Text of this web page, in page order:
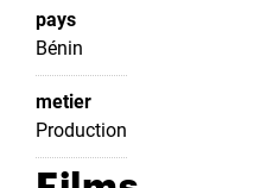
pays
Bénin
metier
Production